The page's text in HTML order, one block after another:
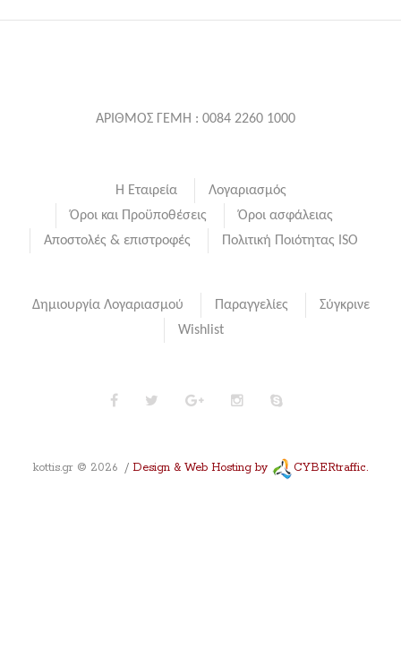
ΑΡΙΘΜΟΣ ΓΕΜΗ : 0084 2260 1000
Η Εταιρεία
Λογαριασμός
Όροι και Προϋποθέσεις
Όροι ασφάλειας
Αποστολές & επιστροφές
Πολιτική Ποιότητας ISO
Δημιουργία Λογαριασμού Παραγγελίες
Σύγκρινε
Wishlist
kottis.gr © 2026 Design & Web Hosting by CYBERtraffic.